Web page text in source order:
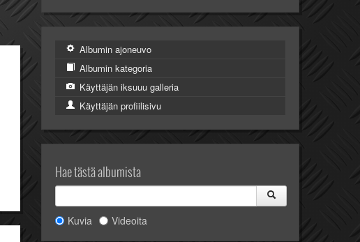
Albumin ajoneuvo
Albumin kategoria
Käyttäjän iksuuu galleria
Käyttäjän profiilisivu
Hae tästä albumista
Kuvia Videoita